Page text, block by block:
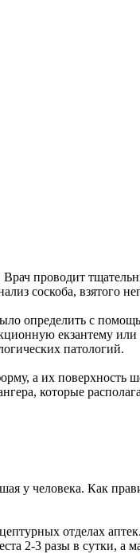
Врач проводит
соскоба, взятого
определить с
екзантему или
патологий.
а их поверхность
которые
у человека. Как
отделах
2-3 разы в сутки, а